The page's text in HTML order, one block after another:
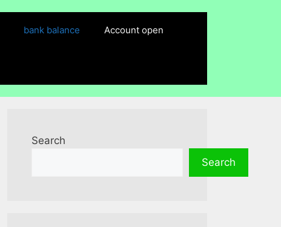
bank balance Account open
Search
Search